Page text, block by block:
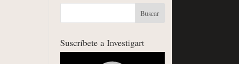
Suscríbete a Investigart